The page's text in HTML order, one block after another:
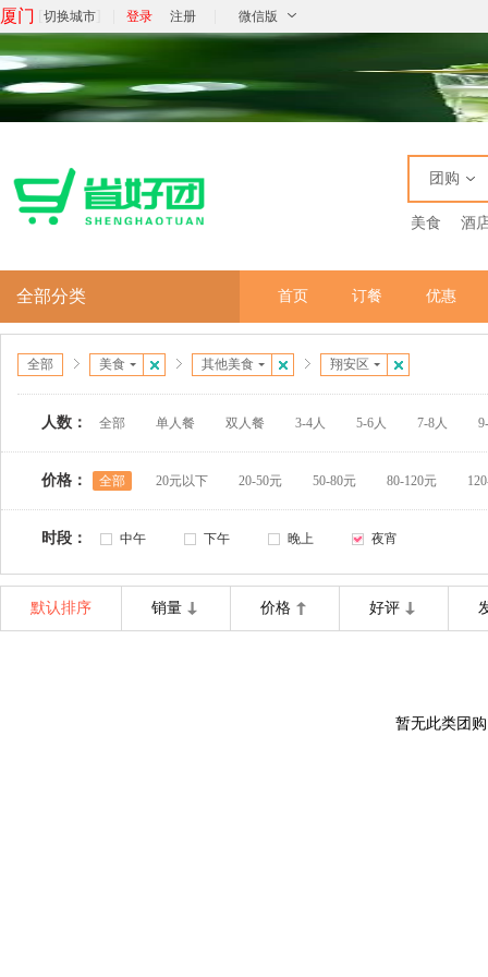
厦门 切换城市 登录 注册 微信版
团购
美食 酒
全部分类 首页 订餐 优惠
全部 美食 其他美食 翔安区
人数： 全部 单人餐 双人餐 3-4人 5-6人 7-8人
价格： 全部 20元以下 20-50元 50-80元 80-120元
时段： 中午 下午 晚上 夜宵
默认排序 销量 价格 好评
暂无此类团